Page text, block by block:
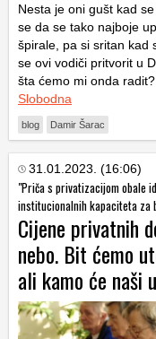
Nesta je oni gušt kad
se da se tako najboje
špirale, pa si sritan kad
se ovi vodiči pritvorit u
šta ćemo mi onda
Slobodna
blog Damir Šarac
31.01.2023. (16:06)
"Priča s privatizacijom obale
institucionalnih kapaciteta za
Cijene privatnih
nebo. Bit ćemo
ali kamo će naši